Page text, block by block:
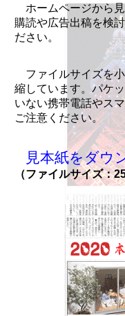
ホームページから
購読や広告出稿を検
ださい。
ファイルサイズを
縮しています。パケ
いない携帯電話やス
ご注意ください。
見本紙をダウ
（ファイルサイズ：